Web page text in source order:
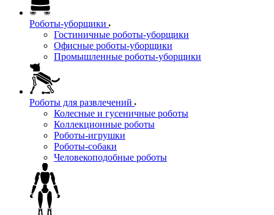
Роботы-уборщики
Гостиничные роботы-уборщики
Офисные роботы-уборщики
Промышленные роботы-уборщики
Роботы для развлечений
Колесные и гусеничные роботы
Коллекционные роботы
Роботы-игрушки
Роботы-собаки
Человекоподобные роботы